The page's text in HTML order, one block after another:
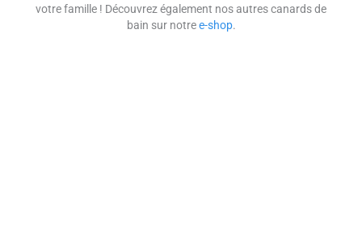
votre famille ! Découvrez également nos autres canards de
bain sur notree-shop.